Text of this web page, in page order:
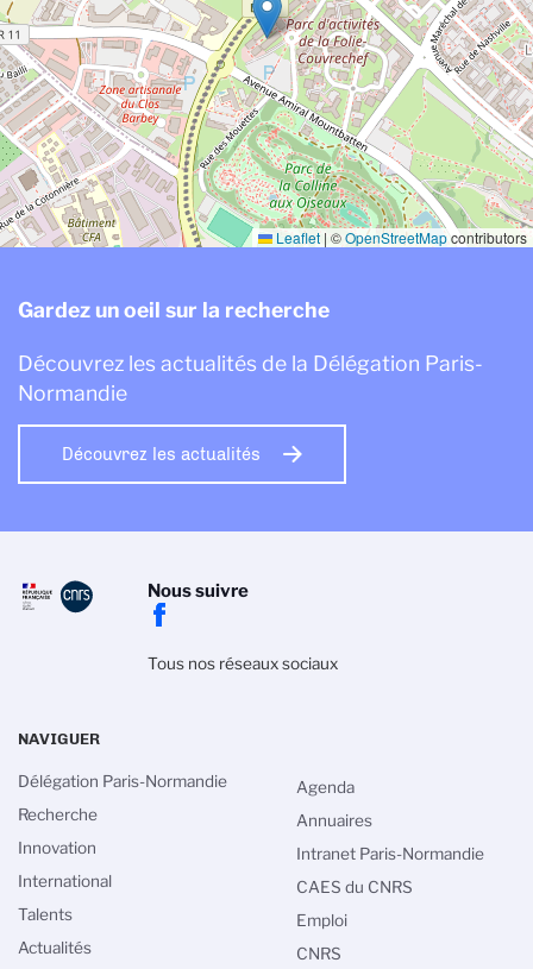
Leaflet | ©OpenStreetMapcontributors
Gardez un oeil sur la recherche
Découvrez les actualités de la Délégation Paris-
Normandie
Découvrez les actualités
Nous suivre
Tous nos réseaux sociaux
NAVIGUER
Délégation Paris-Normandie
Recherche
Innovation
International
Talents
Actualités
Agenda
Annuaires
Intranet Paris-Normandie
CAES du CNRS
Emploi
CNRS